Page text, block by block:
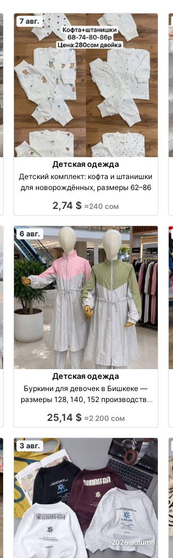
7 авг.
Детская одежда
Детский комплект: кофта и штанишки
для новорождённых, размеры 62–86
2,74 $ ≈240 сом
6 авг.
Детская одежда
Буркини для девочек в Бишкеке —
размеры 128, 140, 152 производство
25,14 $ ≈2 200 сом
3 авг.